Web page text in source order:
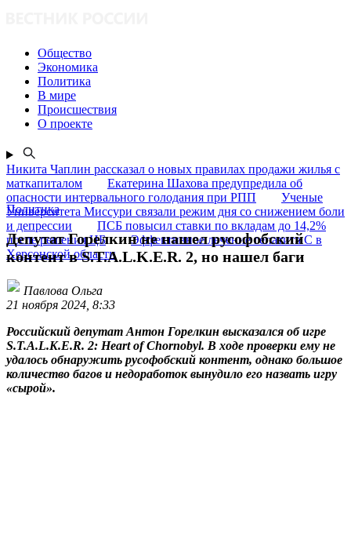
Общество
Экономика
Политика
В мире
Происшествия
О проекте
Никита Чаплин рассказал о новых правилах продажи жилья с
маткапиталом
Екатерина Шахова предупредила об
опасности интервального голодания при РПП
Ученые
Университета Миссури связали режим дня со снижением боли
и депрессии
ПСБ повысил ставки по вкладам до 14,2%
после решения ЦБ
Эффективное лечение гепатита C в
Херсонской области
Политика
Депутат Горелкин не нашел русофобский
контент в S.T.A.L.K.E.R. 2, но нашел баги
Павлова Ольга
21 ноября 2024, 8:33
Российский депутат Антон Горелкин высказался об игре
S.T.A.L.K.E.R. 2: Heart of Chornobyl. В ходе проверки ему не
удалось обнаружить русофобский контент, однако большое
количество багов и недоработок вынудило его назвать игру
«сырой».